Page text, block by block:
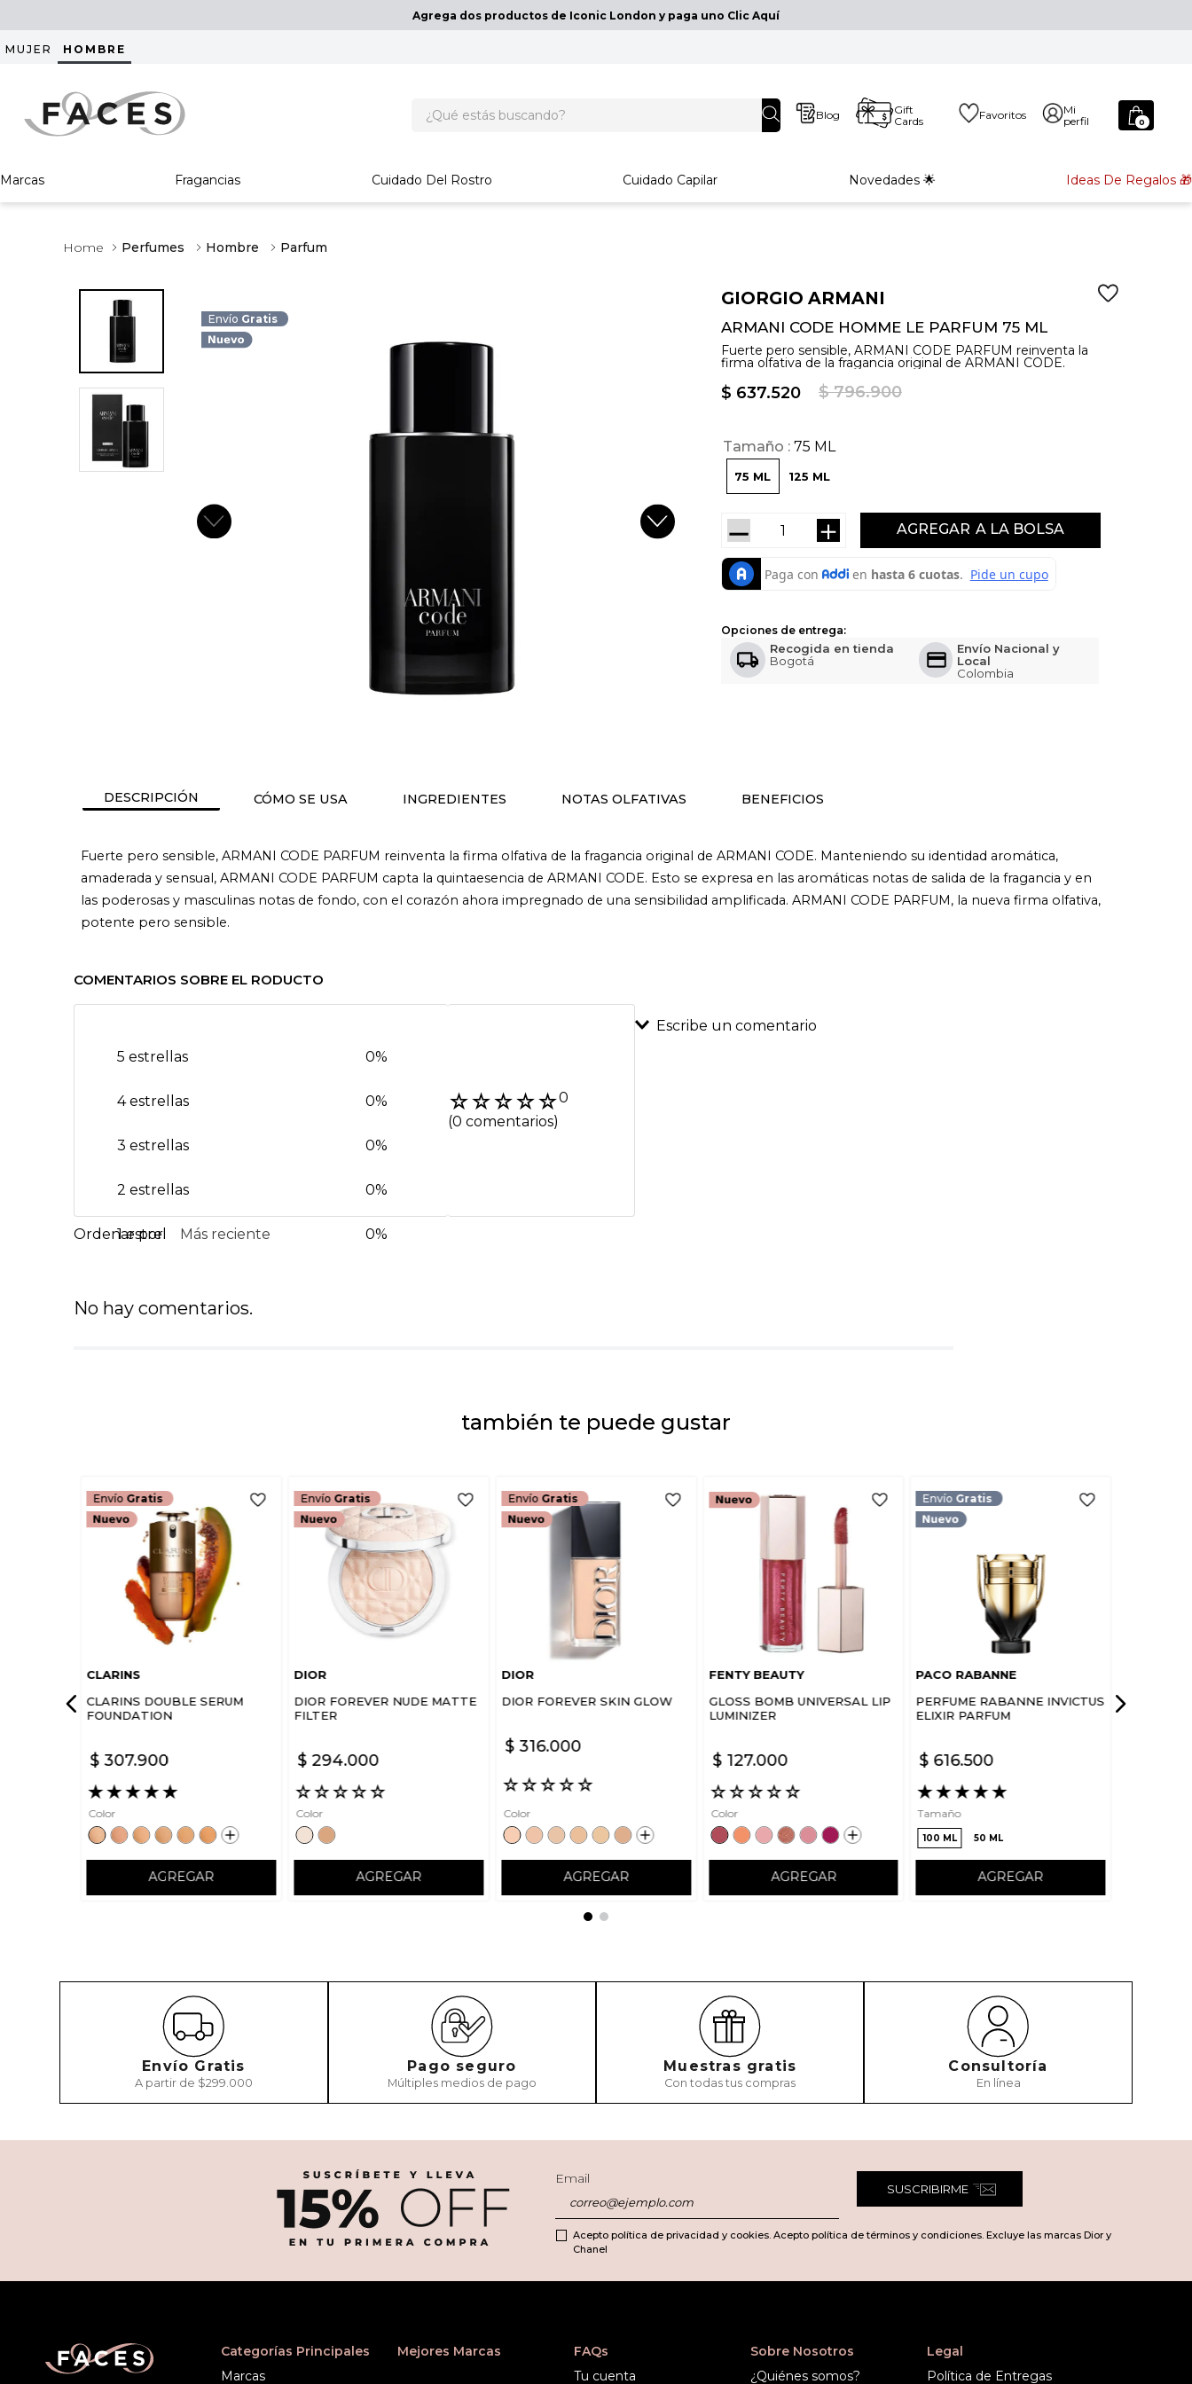
Agrega dos productos de Iconic London y paga uno Clic Aquí
MUJER HOMBRE
Blog
Gift
Cards
Favoritos
Mi
perfil
0
Marcas Fragancias Cuidado Del Rostro Cuidado Capilar Novedades 🌟 Ideas De Regalos 🎁
Perfumes Hombre Parfum
Envío Gratis
GIORGIO ARMANI
ARMANI CODE HOMME LE PARFUM 75 ML
Fuerte pero sensible, ARMANI CODE PARFUM reinventa la
firma olfativa de la fragancia original de ARMANI CODE.
$ 637.520 $ 796.900
Tamaño 75 ML
125 ML
75 ML
AGREGAR
＋
－
Opciones de entrega:
Recogida en tienda
Bogotá
Envío Nacional y
Local
Colombia
DESCRIPCIÓN CÓMO SE USA INGREDIENTES NOTAS OLFATIVAS BENEFICIOS
Fuerte pero sensible, ARMANI CODE PARFUM reinventa la firma olfativa de la fragancia original de ARMANI CODE. Manteniendo su identidad aromática,
amaderada y sensual, ARMANI CODE PARFUM capta la quintaesencia de ARMANI CODE. Esto se expresa en las aromáticas notas de salida de la fragancia y en
las poderosas y masculinas notas de fondo, con el corazón ahora impregnado de una sensibilidad amplificada. ARMANI CODE PARFUM, la nueva firma olfativa,
potente pero sensible.
COMENTARIOS SOBRE EL RODUCTO
☆☆☆☆☆0
(0 comentarios)
5 estrellas 0%
4 estrellas 0%
3 estrellas 0%
2 estrellas 0%
1 estrella 0%
Escribe un comentario
Más reciente
No hay comentarios.
también te puede gustar
Envío Gratis
CLARINS
CLARINS DOUBLE SERUM
FOUNDATION
$ 307.900
★★★★★
Color
AGREGAR
Envío Gratis
DIOR
DIOR FOREVER NUDE MATTE
FILTER
$ 294.000
☆☆☆☆☆
Color
AGREGAR
Envío Gratis
DIOR
DIOR FOREVER SKIN GLOW
$ 316.000
☆☆☆☆☆
Color
AGREGAR
FENTY BEAUTY
GLOSS BOMB UNIVERSAL LIP
LUMINIZER
$ 127.000
☆☆☆☆☆
Color
AGREGAR
Envío Gratis
PACO RABANNE
PERFUME RABANNE INVICTUS
ELIXIR PARFUM
$ 616.500
★★★★★
Tamaño
100 ML 50 ML
AGREGAR
Envío Gratis
A partir de $299.000
Pago seguro
Múltiples medios de pago
Muestras gratis
Con todas tus compras
Consultoría
En línea
Email
SUSCRIBIRME
Acepto política de privacidad y cookies. Acepto política de términos y condiciones. Excluye las marcas Dior y
Chanel
Categorías Principales
Marcas
Mejores Marcas
FAQs
Tu cuenta
Sobre Nosotros
¿Quiénes somos?
Legal
Política de Entregas